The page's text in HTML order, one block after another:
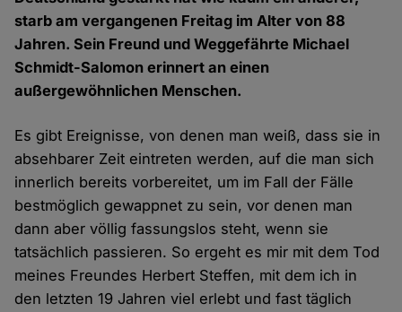
starb am vergangenen Freitag im Alter von 88
Jahren. Sein Freund und Weggefährte Michael
Schmidt-Salomon erinnert an einen
außergewöhnlichen Menschen.
Es gibt Ereignisse, von denen man weiß, dass sie in
absehbarer Zeit eintreten werden, auf die man sich
innerlich bereits vorbereitet, um im Fall der Fälle
bestmöglich gewappnet zu sein, vor denen man
dann aber völlig fassungslos steht, wenn sie
tatsächlich passieren. So ergeht es mir mit dem Tod
meines Freundes Herbert Steffen, mit dem ich in
den letzten 19 Jahren viel erlebt und fast täglich